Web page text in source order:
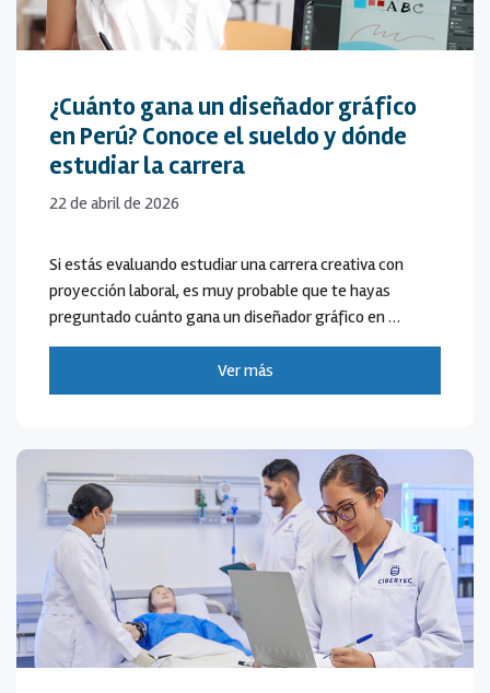
¿Cuánto gana un diseñador gráfico
en Perú? Conoce el sueldo y dónde
estudiar la carrera
22 de abril de 2026
Si estás evaluando estudiar una carrera creativa con
proyección laboral, es muy probable que te hayas
preguntado cuánto gana un diseñador gráfico en …
Ver más